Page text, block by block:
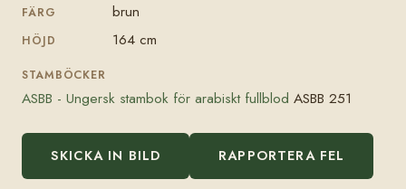
FÄRG brun
HÖJD 164 cm
STAMBÖCKER
ASBB - Ungersk stambok för arabiskt fullblod ASBB 251
SKICKA IN BILD RAPPORTERA FEL